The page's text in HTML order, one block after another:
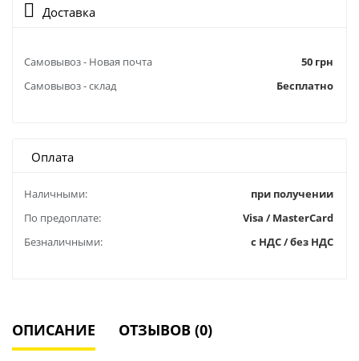
Доставка
Самовывоз - Новая почта
50 грн
Самовывоз - склад
Бесплатно
Оплата
Наличными:
при получении
По предоплате:
Visa / MasterCard
Безналичными:
с НДС / без НДС
ОПИСАНИЕ ОТЗЫВОВ (0)